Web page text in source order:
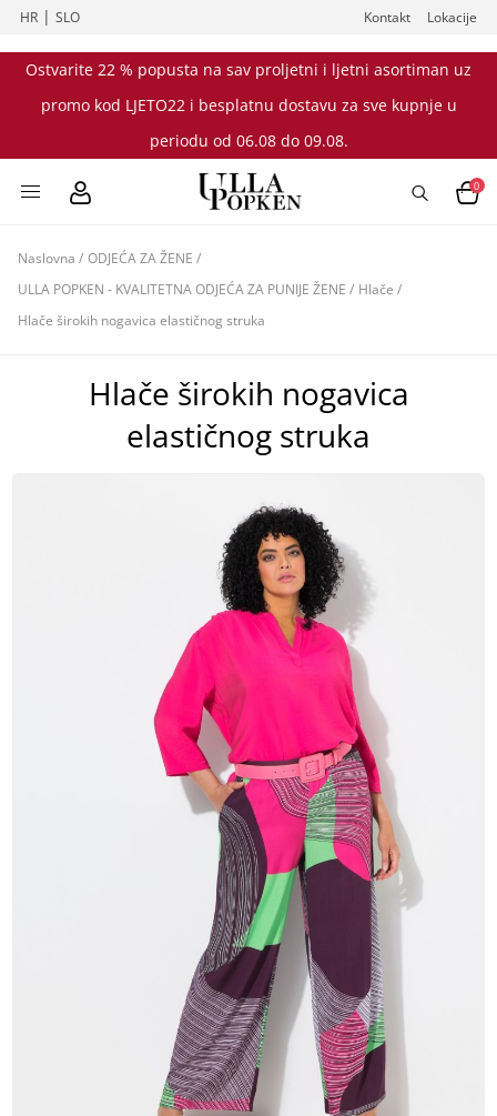
HR |SLO Kontakt Lokacije
Ostvarite 22 % popusta na sav proljetni i ljetni asortiman uz
promo kod LJETO22 i besplatnu dostavu za sve kupnje u
periodu od 06.08 do 09.08.
0
Naslovna / ODJEĆA ZA ŽENE /
ULLA POPKEN - KVALITETNA ODJEĆA ZA PUNIJE ŽENE / Hlače /
Hlače širokih nogavica elastičnog struka
Hlače širokih nogavica
elastičnog struka